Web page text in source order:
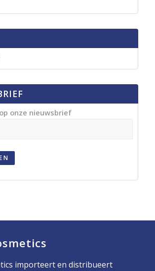
onze nieuwsbrief
importeert en distribueert